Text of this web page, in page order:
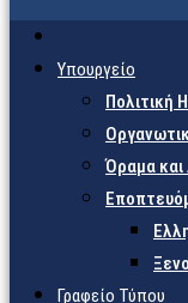
Υπουργείο
Πολιτική
Όραμα
Γραφείο Τύπου